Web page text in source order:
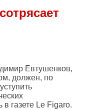
Евтушенков,
должен, по
газете Le Figaro.